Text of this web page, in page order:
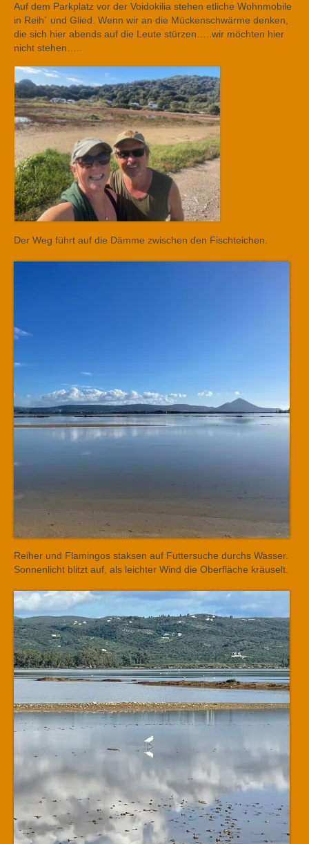
Auf dem Parkplatz vor der Voidokilia stehen etliche Wohnmobile
in Reih´ und Glied. Wenn wir an die Mückenschwärme denken,
die sich hier abends auf die Leute stürzen…..wir möchten hier
nicht stehen…..
Der Weg führt auf die Dämme zwischen den Fischteichen.
Reiher und Flamingos staksen auf Futtersuche durchs Wasser.
Sonnenlicht blitzt auf, als leichter Wind die Oberfläche kräuselt.